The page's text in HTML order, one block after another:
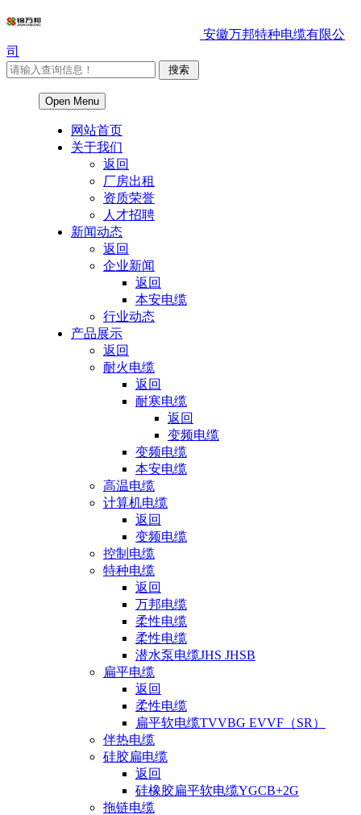
安徽万邦特种电缆有限公
司
Open Menu
网站首页
关于我们
返回
厂房出租
资质荣誉
人才招聘
新闻动态
返回
企业新闻
返回
本安电缆
行业动态
产品展示
返回
耐火电缆
返回
耐寒电缆
返回
变频电缆
变频电缆
本安电缆
高温电缆
计算机电缆
返回
变频电缆
控制电缆
特种电缆
返回
万邦电缆
柔性电缆
柔性电缆
潜水泵电缆JHS JHSB
扁平电缆
返回
柔性电缆
扁平软电缆TVVBG EVVF（SR）
伴热电缆
硅胶扁电缆
返回
硅橡胶扁平软电缆YGCB+2G
拖链电缆